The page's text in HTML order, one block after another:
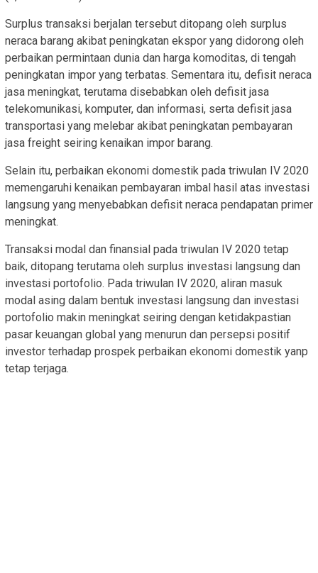
Surplus transaksi berjalan tersebut ditopang oleh surplus
neraca barang akibat peningkatan ekspor yang didorong oleh
perbaikan permintaan dunia dan harga komoditas, di tengah
peningkatan impor yang terbatas. Sementara itu, defisit neraca
jasa meningkat, terutama disebabkan oleh defisit jasa
telekomunikasi, komputer, dan informasi, serta defisit jasa
transportasi yang melebar akibat peningkatan pembayaran
jasa freight seiring kenaikan impor barang.
Selain itu, perbaikan ekonomi domestik pada triwulan IV 2020
memengaruhi kenaikan pembayaran imbal hasil atas investasi
langsung yang menyebabkan defisit neraca pendapatan primer
meningkat.
Transaksi modal dan finansial pada triwulan IV 2020 tetap
baik, ditopang terutama oleh surplus investasi langsung dan
investasi portofolio. Pada triwulan IV 2020, aliran masuk
modal asing dalam bentuk investasi langsung dan investasi
portofolio makin meningkat seiring dengan ketidakpastian
pasar keuangan global yang menurun dan persepsi positif
investor terhadap prospek perbaikan ekonomi domestik yanp
tetap terjaga.